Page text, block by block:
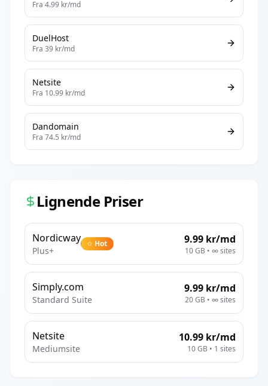
Fra 4.99 kr/md
DuelHost
Fra 39 kr/md
Netsite
Fra 10.99 kr/md
Dandomain
Fra 74.5 kr/md
Lignende Priser
Nordicway
Plus+
Hot 9.99 kr/md
10 GB • ∞sites
Simply.com
Standard Suite
9.99 kr/md
20 GB • ∞sites
Netsite
Mediumsite
10.99 kr/md
10 GB • 1 sites